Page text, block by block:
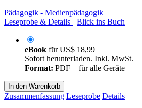
Pädagogik - Medienpädagogik
Leseprobe & Details
Blick ins Buch
eBook fürUS$ 18,99
Sofort herunterladen. Inkl. MwSt.
Format: PDF – für alle Geräte
In den Warenkorb
Zusammenfassung Leseprobe Details